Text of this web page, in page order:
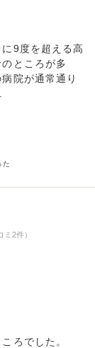
9度を超える高
ところが多
院が通常通り
た
2件）
ろでした。